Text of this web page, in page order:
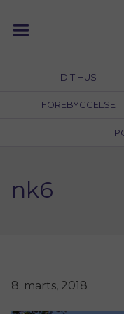
content
DIT HUS
FOREBYGGELSE
nk6
8. marts, 2018